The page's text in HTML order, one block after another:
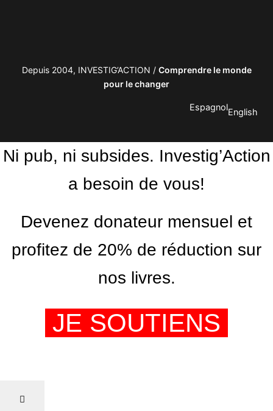
Depuis 2004, INVESTIG’ACTION / Comprendre le monde
pour le changer
EspagnolEnglish
Ni pub, ni subsides. Investig’Action
a besoin de vous!
Devenez donateur mensuel et
profitez de 20% de réduction sur
nos livres.
JE SOUTIENS